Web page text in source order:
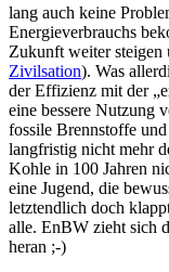
lang auch keine
Energieverbrauchs
Zukunft weiter steigen
Zivilsation). Was
der Effizienz mit der
eine bessere Nutzung
fossile Brennstoffe
langfristig nicht mehr
Kohle in 100 Jahren
eine Jugend, die
letztendlich doch
alle. EnBW zieht sich
heran ;-)